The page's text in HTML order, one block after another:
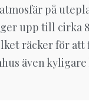
på
upp till cirka
räcker för att
även